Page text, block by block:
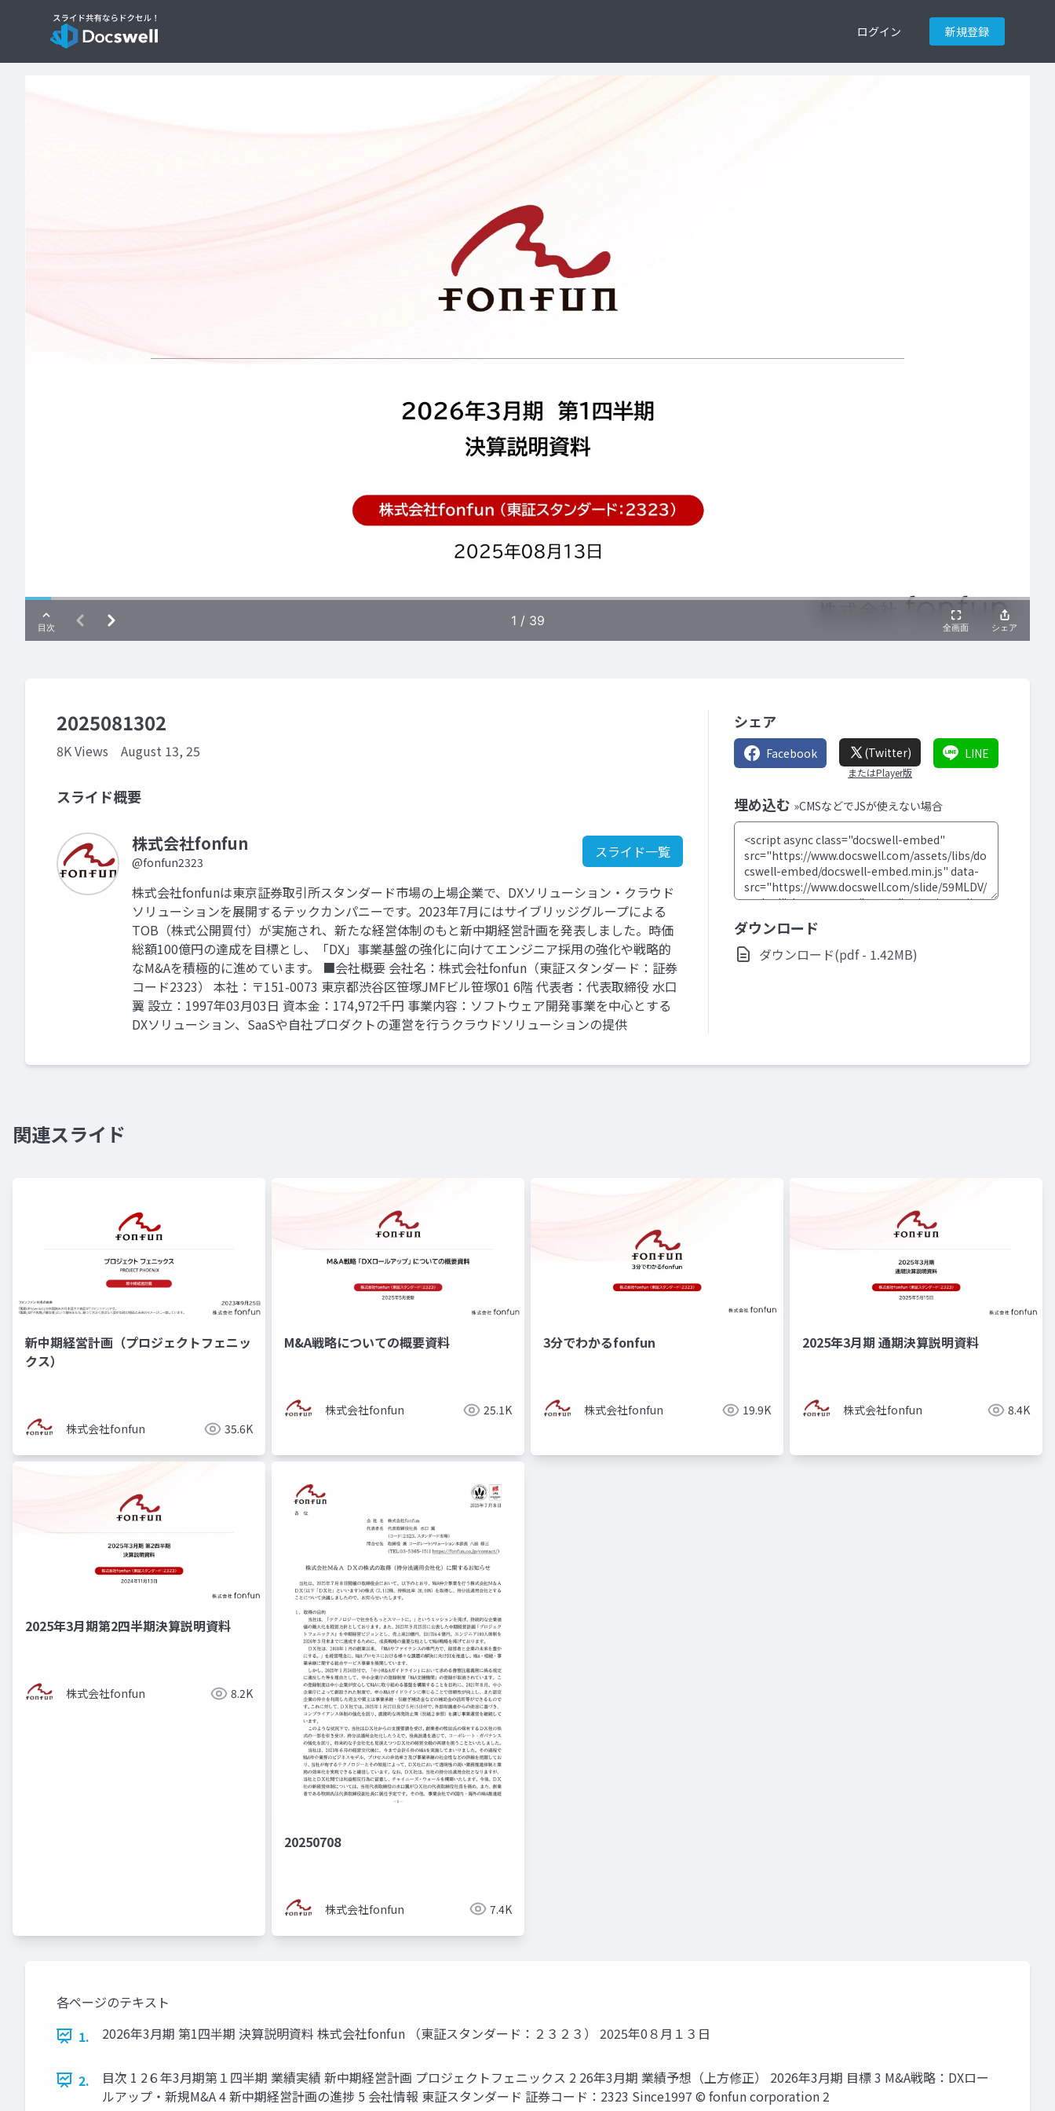
ログイン 新規登録
2025081302
8K Views August 13, 25
スライド概要
株式会社fonfun
@fonfun2323
スライド一覧
株式会社fonfunは東京証券取引所スタンダード市場の上場企業で、DXソリューション・クラウド
ソリューションを展開するテックカンパニーです。2023年7月にはサイブリッジグループによる
TOB（株式公開買付）が実施され、新たな経営体制のもと新中期経営計画を発表しました。時価
総額100億円の達成を目標とし、「DX」事業基盤の強化に向けてエンジニア採用の強化や戦略的
なM&Aを積極的に進めています。 ■会社概要 会社名：株式会社fonfun（東証スタンダード：証券
コード2323） 本社：〒151-0073 東京都渋谷区笹塚JMFビル笹塚01 6階 代表者：代表取締役 水口
翼 設立：1997年03月03日 資本金：174,972千円 事業内容：ソフトウェア開発事業を中心とする
DXソリューション、SaaSや自社プロダクトの運営を行うクラウドソリューションの提供
シェア
Facebook (Twitter)
またはPlayer版
LINE
埋め込む »CMSなどでJSが使えない場合
ダウンロード
ダウンロード(pdf - 1.42MB)
関連スライド
新中期経営計画（プロジェクトフェニッ
クス）
株式会社fonfun 35.6K
M&A戦略についての概要資料
株式会社fonfun 25.1K
3分でわかるfonfun
株式会社fonfun 19.9K
2025年3月期 通期決算説明資料
株式会社fonfun 8.4K
2025年3月期第2四半期決算説明資料
株式会社fonfun 8.2K
20250708
株式会社fonfun 7.4K
各ページのテキスト
1.
2026年3月期 第1四半期 決算説明資料 株式会社fonfun （東証スタンダード：２３２３） 2025年0８月１３日
2.
目次 1 2６年3月期第１四半期 業績実績 新中期経営計画 プロジェクトフェニックス 2 26年3月期 業績予想（上方修正） 2026年3月期 目標 3 M&A戦略：DXロー
ルアップ・新規M&A 4 新中期経営計画の進捗 5 会社情報 東証スタンダード 証券コード：2323 Since1997 © fonfun corporation 2